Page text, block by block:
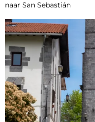
naar San Sebastián